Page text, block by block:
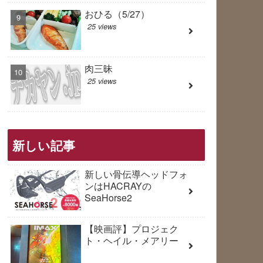
おひる（5/27）
25 views
肉三昧
25 views
新しい記事
新しい骨伝導ヘッドフォ
ンはHACRAYの
SeaHorse2
【映画評】プロジェク
ト・ヘイル・メアリー